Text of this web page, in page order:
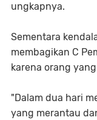
ungkapnya.
Sementara
membagikan C
karena orang
"Dalam dua hari
yang merantau